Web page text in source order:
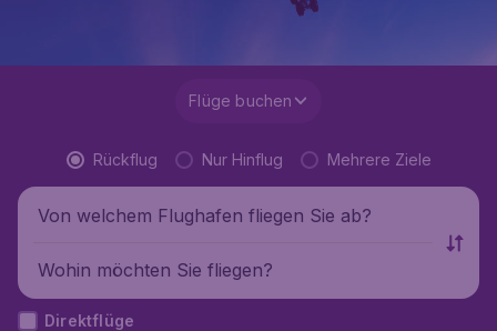
Flüge buchen
Rückflug Nur Hinflug Mehrere Ziele
Von welchem Flughafen fliegen Sie ab?
Wohin möchten Sie fliegen?
Direktflüge